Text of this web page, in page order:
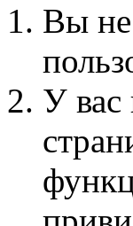
Вы не
У вас